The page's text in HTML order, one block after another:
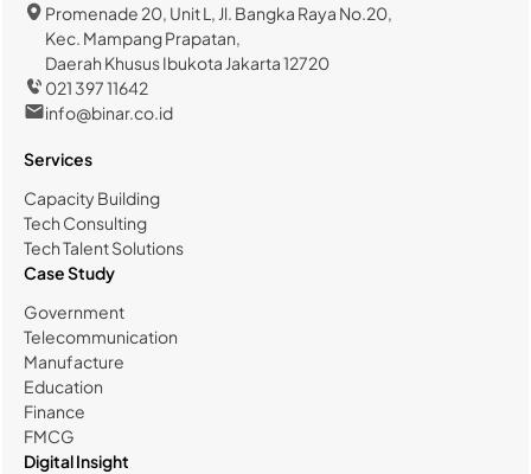
Promenade 20, Unit L, Jl. Bangka Raya No.20,
Kec. Mampang Prapatan,
Daerah Khusus Ibukota Jakarta 12720
021 397 11642
info@binar.co.id
Services
Capacity Building
Tech Consulting
Tech Talent Solutions
Case Study
Government
Telecommunication
Manufacture
Education
Finance
FMCG
Digital Insight